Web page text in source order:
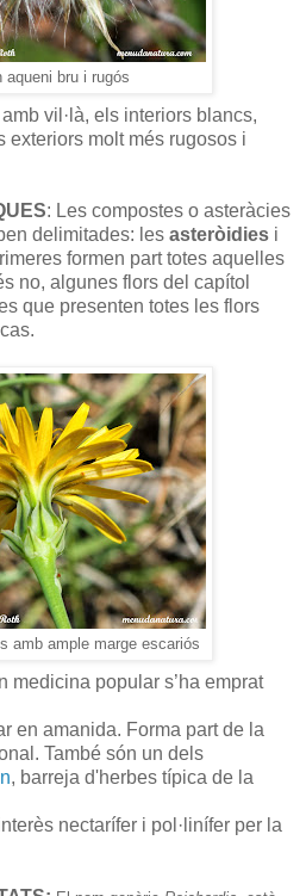
aqueni bru i rugós
vil·là, els interiors blancs,
exteriors molt més rugosos i
: Les compostes o asteràcies
delimitades: les asteròidies i
formen part totes aquelles
no, algunes flors del capítol
que presenten totes les flors
amb ample marge escariós
medicina popular s’ha emprat
en amanida. Forma part de la
També són un dels
, barreja d'herbes típica de la
nectarífer i pol·linífer per la